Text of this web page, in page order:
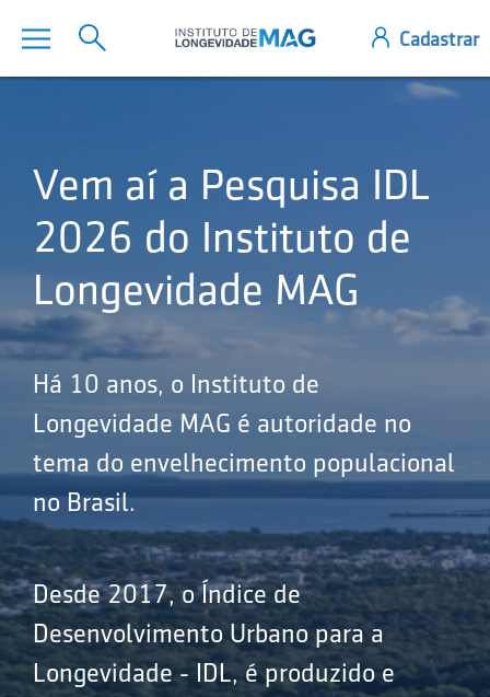
Vem aí a Pesquisa IDL
2026 do Instituto de
Longevidade MAG
Há 10 anos, o Instituto de
Longevidade MAG é autoridade no
tema do envelhecimento populacional
no Brasil.
Desde 2017, o Índice de
Desenvolvimento Urbano para a
Longevidade - IDL, é produzido e